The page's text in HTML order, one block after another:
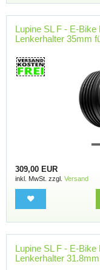
Lupine SL F - E-
Lenkerhalter 35mm
309,00 EUR
inkl. MwSt. zzgl. Versand
Lupine SL F - E-
Lenkerhalter